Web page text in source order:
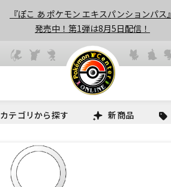
『ぽこ あ ポケモン エキスパンションパス』
発売中！第1弾は8月5日配信！
カテゴリから探す 新商品